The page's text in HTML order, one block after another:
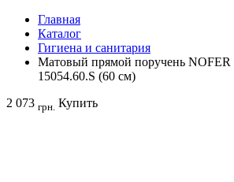
Главная
Каталог
Гигиена и санитария
Матовый прямой поручень NOFER
15054.60.S (60 см)
2 073 грн. Купить